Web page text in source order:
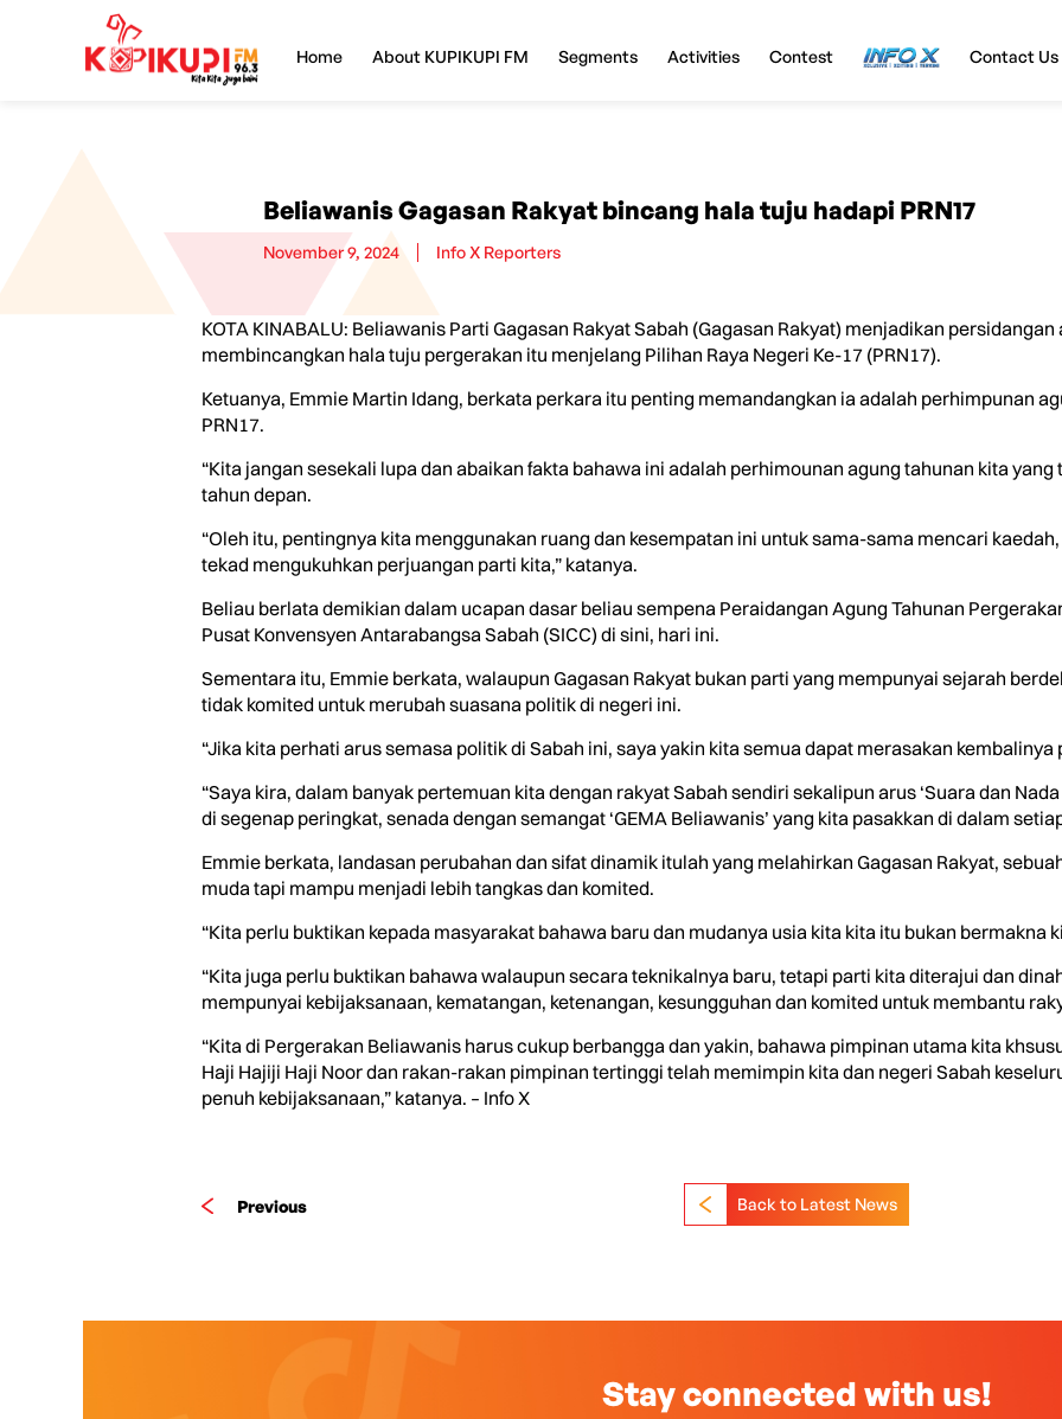
Home About KUPIKUPI FM Segments Activities Contest InfoX Contact Us
Beliawanis Gagasan Rakyat bincang hala tuju hadapi PRN17
November 9, 2024 Info X Reporters
KOTA KINABALU: Beliawanis Parti Gagasan Rakyat Sabah (Gagasan Rakyat) menjadikan
membincangkan hala tuju pergerakan itu menjelang Pilihan Raya Negeri Ke-17 (PRN17).
Ketuanya, Emmie Martin Idang, berkata perkara itu penting memandangkan ia adalah perhimpunan
PRN17.
“Kita jangan sesekali lupa dan abaikan fakta bahawa ini adalah perhimounan agung tahunan kita
tahun depan.
“Oleh itu, pentingnya kita menggunakan ruang dan kesempatan ini untuk sama-sama mencari
tekad mengukuhkan perjuangan parti kita,” katanya.
Beliau berlata demikian dalam ucapan dasar beliau sempena Peraidangan Agung Tahunan
Pusat Konvensyen Antarabangsa Sabah (SICC) di sini, hari ini.
Sementara itu, Emmie berkata, walaupun Gagasan Rakyat bukan parti yang mempunyai sejarah
tidak komited untuk merubah suasana politik di negeri ini.
“Jika kita perhati arus semasa politik di Sabah ini, saya yakin kita semua dapat merasakan kembalinya
“Saya kira, dalam banyak pertemuan kita dengan rakyat Sabah sendiri sekalipun arus ‘Suara dan
di segenap peringkat, senada dengan semangat ‘GEMA Beliawanis’ yang kita pasakkan di dalam
Emmie berkata, landasan perubahan dan sifat dinamik itulah yang melahirkan Gagasan Rakyat,
muda tapi mampu menjadi lebih tangkas dan komited.
“Kita perlu buktikan kepada masyarakat bahawa baru dan mudanya usia kita kita itu bukan bermakna
“Kita juga perlu buktikan bahawa walaupun secara teknikalnya baru, tetapi parti kita diterajui dan
mempunyai kebijaksanaan, kematangan, ketenangan, kesungguhan dan komited untuk membantu
“Kita di Pergerakan Beliawanis harus cukup berbangga dan yakin, bahawa pimpinan utama kita
Haji Hajiji Haji Noor dan rakan-rakan pimpinan tertinggi telah memimpin kita dan negeri Sabah
penuh kebijaksanaan,” katanya. – Info X
Previous Back to Latest News
Stay connected with us!